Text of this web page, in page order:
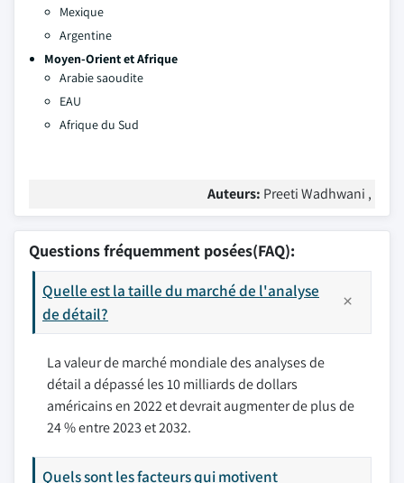
Mexique
Argentine
Moyen-Orient et Afrique
Arabie saoudite
EAU
Afrique du Sud
Auteurs: Preeti Wadhwani ,
Questions fréquemment posées(FAQ):
Quelle est la taille du marché de l'analyse
de détail?
La valeur de marché mondiale des analyses de
détail a dépassé les 10 milliards de dollars
américains en 2022 et devrait augmenter de plus de
24 % entre 2023 et 2032.
Quels sont les facteurs qui motivent